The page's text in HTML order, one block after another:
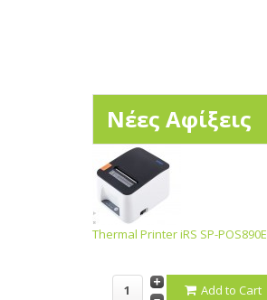
Νέες Αφίξεις
Thermal Printer iRS SP-POS890E
Add to Cart